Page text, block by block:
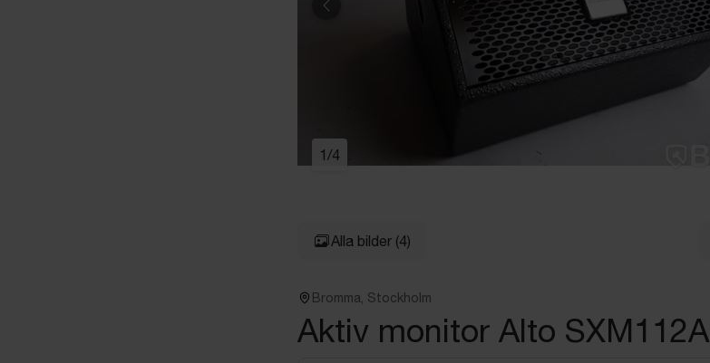
Föregående
1 /4
Alla bilder (4)
Bromma, Stockholm
Aktiv monitor Alto SXM112A